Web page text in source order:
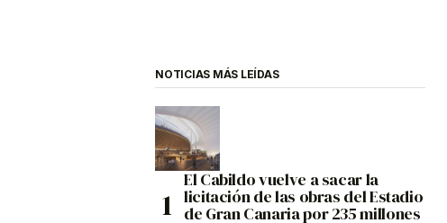
NOTICIAS MÁS LEÍDAS
El Cabildo vuelve a sacar la
licitación de las obras del Estadio
de Gran Canaria por 235 millones